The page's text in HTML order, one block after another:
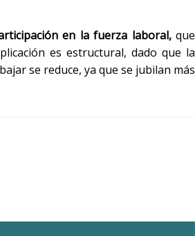
en la fuerza laboral,que
es estructural, dado que la
se reduce, ya que se jubilan más